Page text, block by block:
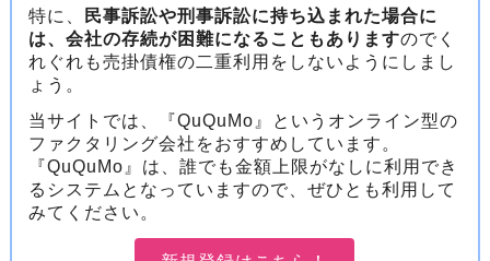
特に、
民事訴訟や刑事訴訟に持ち込まれた場合に
は、会社の存続が困難になることもありますのでく
れぐれも売掛債権の二重利用をしないようにしまし
ょう。
当サイトでは、『QuQuMo』というオンライン型の
ファクタリング会社をおすすめしています。
『QuQuMo』は、誰でも金額上限がなしに利用でき
るシステムとなっていますので、ぜひとも利用して
みてください。